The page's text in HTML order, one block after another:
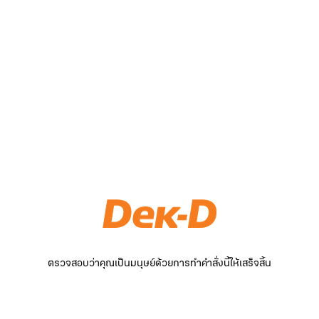
ตรวจสอบว่าคุณเป็นมนุษย์ด้วยการทำคำสั่งนี้ให้เสร็จสิ้น